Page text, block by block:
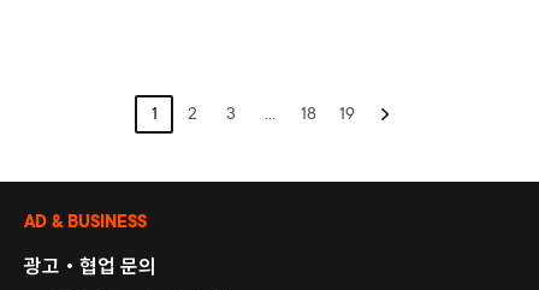
1 2 3 … 18 19
AD & BUSINESS
광고・협업 문의